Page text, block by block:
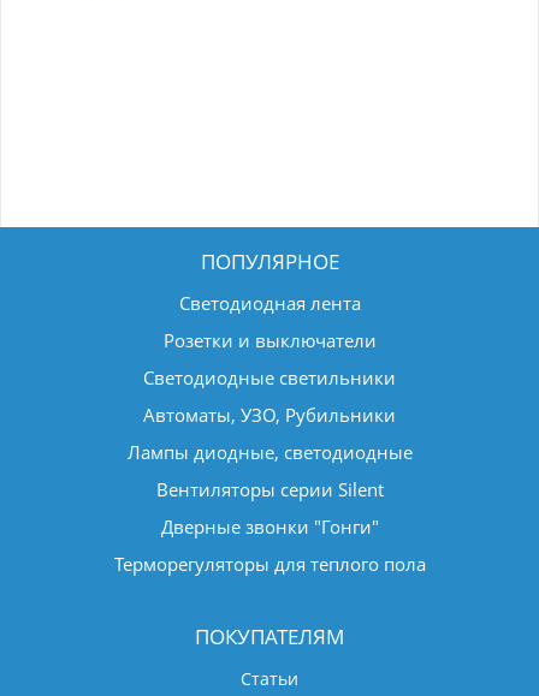
ПОПУЛЯРНОЕ
Светодиодная лента
Розетки и выключатели
Светодиодные светильники
Автоматы, УЗО, Рубильники
Лампы диодные, светодиодные
Вентиляторы серии Silent
Дверные звонки "Гонги"
Терморегуляторы для теплого пола
ПОКУПАТЕЛЯМ
Статьи